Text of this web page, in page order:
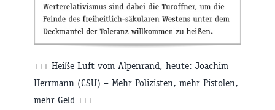
+++ Heiße Luft vom Alpenrand, heute: Joachim
Herrmann (CSU) – Mehr Polizisten, mehr Pistolen,
mehr Geld +++